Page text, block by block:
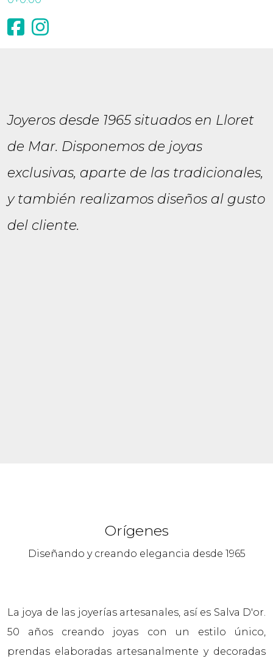
Joyeros desde 1965 situados en Lloret
de Mar. Disponemos de joyas
exclusivas, aparte de las tradicionales,
y también realizamos diseños al gusto
del cliente.
Orígenes
Diseñando y creando elegancia desde 1965
La joya de las joyerías artesanales, así es Salva D'or.
50 años creando joyas con un estilo único,
prendas elaboradas artesanalmente y decoradas